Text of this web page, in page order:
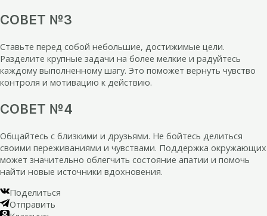
СОВЕТ №3
Ставьте перед собой небольшие, достижимые цели.
Разделите крупные задачи на более мелкие и радуйтесь
каждому выполненному шагу. Это поможет вернуть чувство
контроля и мотивацию к действию.
СОВЕТ №4
Общайтесь с близкими и друзьями. Не бойтесь делиться
своими переживаниями и чувствами. Поддержка окружающих
может значительно облегчить состояние апатии и помочь
найти новые источники вдохновения.
Поделиться
Отправить